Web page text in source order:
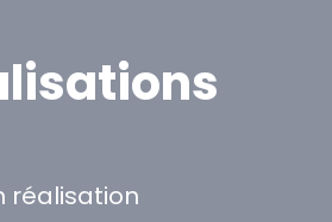
réalisation